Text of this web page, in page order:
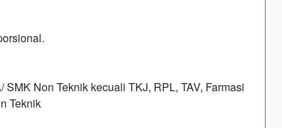
Non Teknik kecuali TKJ, RPL, TAV, Farmasi
Teknik